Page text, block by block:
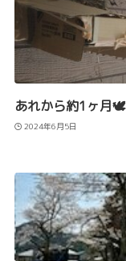
あれから約1ヶ月🕊️
2024年6月5日